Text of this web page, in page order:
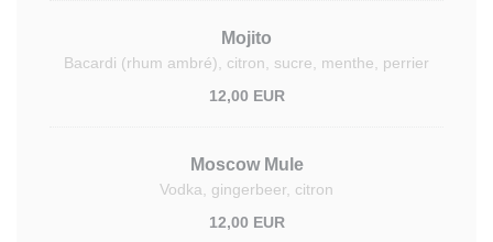
Mojito
Bacardi (rhum ambré), citron, sucre, menthe, perrier
12,00 EUR
Moscow Mule
Vodka, gingerbeer, citron
12,00 EUR